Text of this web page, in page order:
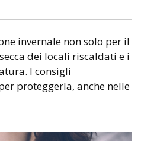
invernale non solo per il
dei locali riscaldati e i
I consigli
proteggerla, anche nelle